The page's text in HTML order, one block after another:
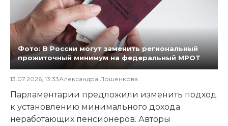
Фото: В России могут заменить региональный
прожиточный минимум на федеральный МРОТ
13.07.2026, 13:33Александра Лошенкова
Парламентарии предложили изменить подход
к установлению минимального дохода
неработающих пенсионеров. Авторы